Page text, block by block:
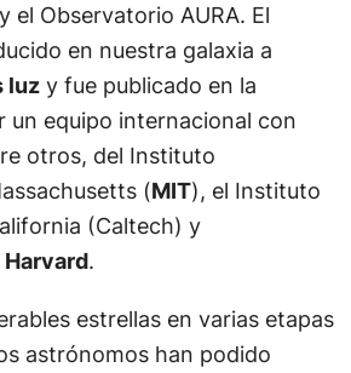
el Observatorio AURA. El
en nuestra galaxia a
luzy fue publicado en la
un equipo internacional con
otros, del Instituto
(MIT), el Instituto
(Caltech) y
.
estrellas en varias etapas
astrónomos han podido